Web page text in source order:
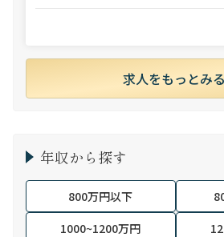
求人をもっとみる
年収から探す
800万円以下
1000~1200万円